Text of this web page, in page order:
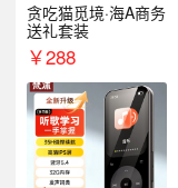
贪吃猫觅境·海A商务
送礼套装
￥288